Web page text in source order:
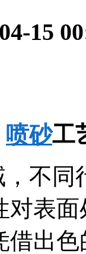
15
喷砂工
不同
对表
借出